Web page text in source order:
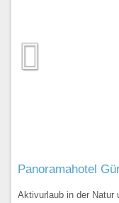
Panoramahotel
Aktivurlaub in der Natur